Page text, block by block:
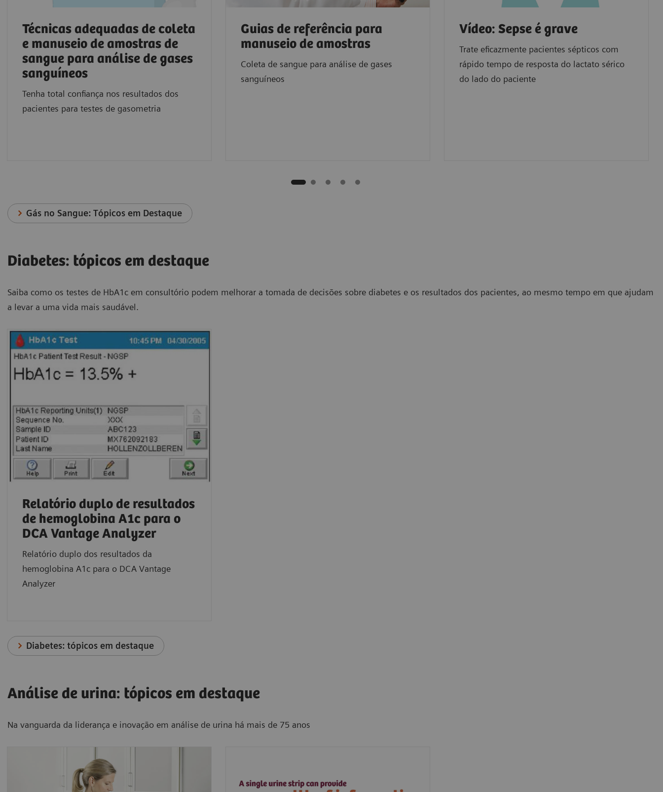
Técnicas adequadas de coleta
e manuseio de amostras de
sangue para análise de gases
sanguíneos
Tenha total confiança nos resultados dos
pacientes para testes de gasometria
Guias de referência para
manuseio de amostras
Coleta de sangue para análise de gases
sanguíneos
Vídeo: Sepse é grave
Trate eficazmente pacientes sépticos com
rápido tempo de resposta do lactato sérico
do lado do paciente
Gás no Sangue: Tópicos em Destaque
Diabetes: tópicos em destaque
Saiba como os testes de HbA1c em consultório podem melhorar a tomada de decisões sobre diabetes e os resultados dos pacientes, ao mesmo tempo em que ajudam
a levar a uma vida mais saudável.
Relatório duplo de resultados
de hemoglobina A1c para o
DCA Vantage Analyzer
Relatório duplo dos resultados da
hemoglobina A1c para o DCA Vantage
Analyzer
Diabetes: tópicos em destaque
Análise de urina: tópicos em destaque
Na vanguarda da liderança e inovação em análise de urina há mais de 75 anos